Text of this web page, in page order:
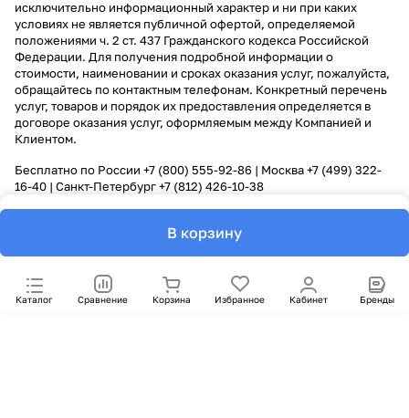
В корзину
Каталог Сравнение Корзина Избранное Кабинет Бренды
исключительно информационный характер и ни при каких
условиях не является публичной офертой, определяемой
положениями ч. 2 ст. 437 Гражданского кодекса Российской
Федерации. Для получения подробной информации о
стоимости, наименовании и сроках оказания услуг, пожалуйста,
обращайтесь по контактным телефонам. Конкретный перечень
услуг, товаров и порядок их предоставления определяется в
договоре оказания услуг, оформляемым между Компанией и
Клиентом.
Бесплатно по России +7 (800) 555-92-86 | Москва+7 (499) 322-
16-40 | Санкт-Петербург+7 (812) 426-10-38